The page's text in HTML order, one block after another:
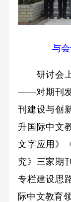
与
研讨会上
——对期刊发
刊建设与创
升国际中文
文字应用》
究》三家期
专栏建设思
际中文教育